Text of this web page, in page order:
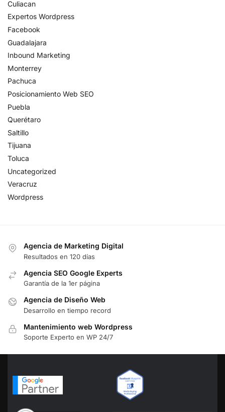
Culiacan
Expertos Wordpress
Facebook
Guadalajara
Inbound Marketing​
Monterrey
Pachuca
Posicionamiento Web SEO
Puebla
Querétaro
Saltillo
Tijuana
Toluca
Uncategorized
Veracruz
Wordpress
Agencia de Marketing Digital
Resultados en 120 días
Agencia SEO Google Experts
Garantía de la 1er página
Agencia de Diseño Web
Desarrollo en tiempo record
Mantenimiento web Wordpress
Soporte Experto en WP 24/7